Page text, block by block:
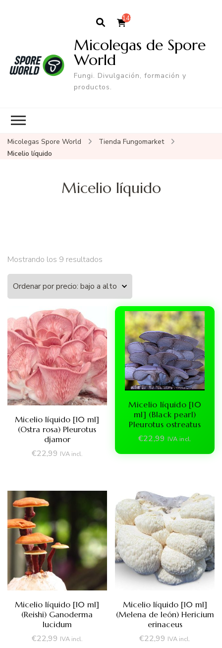
148
Micolegas de Spore
World
Fungi. Divulgación, formación y
productos.
Micolegas Spore World
Tienda Fungomarket
Micelio líquido
Micelio líquido
Mostrando los 9 resultados
por
precio:
bajo
alto
Micelio líquido [10 ml]
(Ostra rosa) Pleurotus
djamor
€22,99 IVA incl.
Micelio líquido [10
ml] (Black pearl)
Pleurotus ostreatus
€22,99 IVA incl.
Micelio líquido [10 ml]
(Reishi) Ganoderma
lucidum
€22,99 IVA incl.
Micelio líquido [10 ml]
(Melena de león) Hericium
erinaceus
€22,99 IVA incl.